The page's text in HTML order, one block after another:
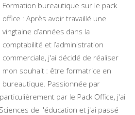
Formation bureautique sur le pack
office : Après avoir travaillé une
vingtaine d’années dans la
comptabilité et l’administration
commerciale, j'ai décidé de réaliser
mon souhait : être formatrice en
bureautique. Passionnée par
par le Pack Office, j'ai
de l'éducation et j'ai passé